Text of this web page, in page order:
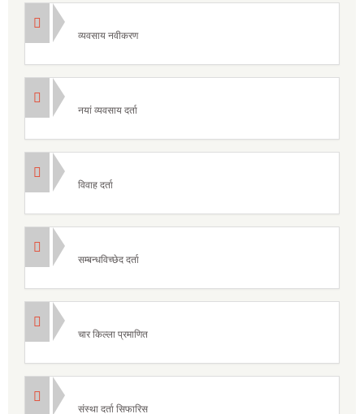
व्यवसाय नवीकरण
नयां व्यवसाय दर्ता
विवाह दर्ता
सम्बन्धविच्छेद दर्ता
चार किल्ला प्रमाणित
संस्था दर्ता सिफारिस